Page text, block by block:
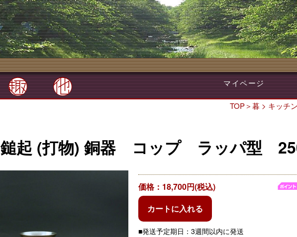
マイページ
TOP＞暮 > キッチ
鎚起 (打物) 銅器 コップ ラッパ型
価格：18,700円(税込)
カートに入れる
■発送予定期日：3週間以内に発送